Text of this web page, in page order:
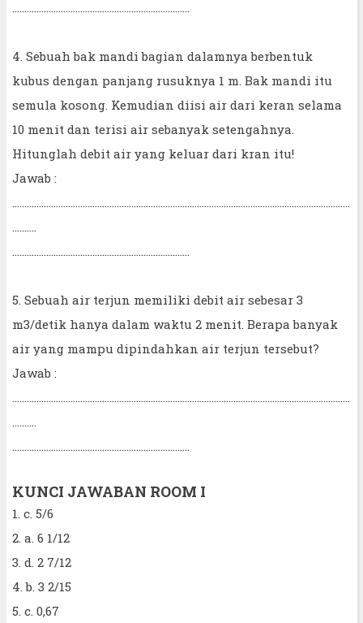
4. Sebuah bak mandi bagian dalamnya berbentuk
kubus dengan panjang rusuknya 1 m. Bak mandi itu
semula kosong. Kemudian diisi air dari keran selama
10 menit dan terisi air sebanyak setengahnya.
Hitunglah debit air yang keluar dari kran itu!
Jawab :
5. Sebuah air terjun memiliki debit air sebesar 3
m3/detik hanya dalam waktu 2 menit. Berapa banyak
air yang mampu dipindahkan air terjun tersebut?
Jawab :
KUNCI JAWABAN ROOM I
1. c. 5/6
2. a. 6 1/12
3. d. 2 7/12
4. b. 3 2/15
5. c. 0,67